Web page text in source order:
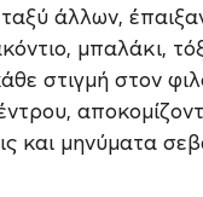
άλλων,
μπαλάκι,
στιγμή στον
και μηνύματα